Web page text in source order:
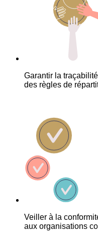
Garantir la
des règles de
Veiller à la
aux organisations